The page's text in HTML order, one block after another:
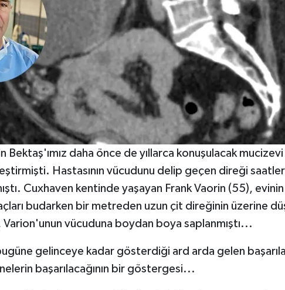
Bektaş'ımız daha önce de yıllarca konuşulacak
Hastasının vücudunu delip geçen direği
Cuxhaven kentinde yaşayan Frank Vaorin (55), evinin
budarken bir metreden uzun çit direğinin üzerine
Varion'unun vücuduna boydan boya saplanmıştı...
gelinceye kadar gösterdiği ard arda gelen
başarılacağının bir göstergesi...